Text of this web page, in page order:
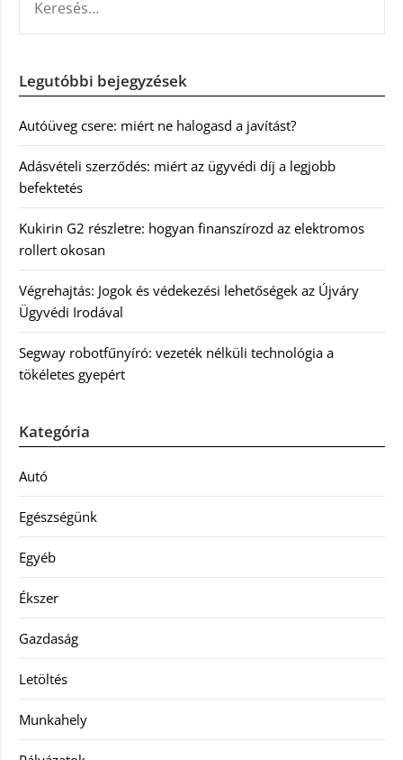
Legutóbbi bejegyzések
Autóüveg csere: miért ne halogasd a javítást?
Adásvételi szerződés: miért az ügyvédi díj a legjobb
befektetés
Kukirin G2 részletre: hogyan finanszírozd az elektromos
rollert okosan
Végrehajtás: Jogok és védekezési lehetőségek az Újváry
Ügyvédi Irodával
Segway robotfűnyíró: vezeték nélküli technológia a
tökéletes gyepért
Kategória
Autó
Egészségünk
Egyéb
Ékszer
Gazdaság
Letöltés
Munkahely